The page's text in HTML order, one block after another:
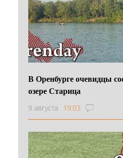
В Оренбурге очевидцы
озере Старица
9 августа 19:03